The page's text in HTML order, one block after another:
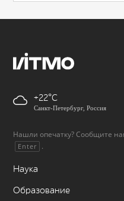
+22
Санкт-Петербург, Россия
Нашли опечатку? Сообщите
Enter .
Наука
Образование